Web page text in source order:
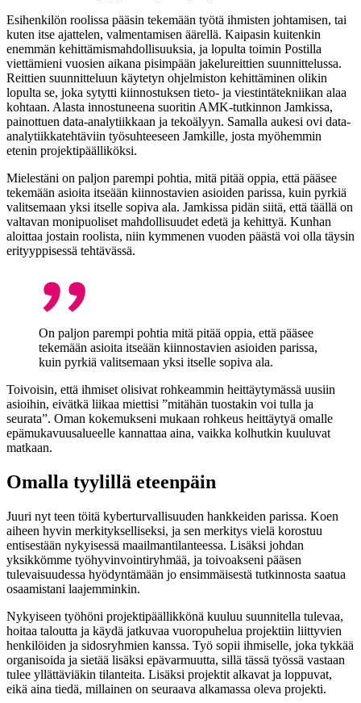
Esihenkilön roolissa pääsin tekemään työtä ihmisten johtamisen, tai
kuten itse ajattelen, valmentamisen äärellä. Kaipasin kuitenkin
enemmän kehittämismahdollisuuksia, ja lopulta toimin Postilla
viettämieni vuosien aikana pisimpään jakelureittien suunnittelussa.
Reittien suunnitteluun käytetyn ohjelmiston kehittäminen olikin
lopulta se, joka sytytti kiinnostuksen tieto- ja viestintätekniikan alaa
kohtaan. Alasta innostuneena suoritin AMK-tutkinnon Jamkissa,
painottuen data-analytiikkaan ja tekoälyyn. Samalla aukesi ovi data-
analytiikkatehtäviin työsuhteeseen Jamkille, josta myöhemmin
etenin projektipäälliköksi.
Mielestäni on paljon parempi pohtia, mitä pitää oppia, että pääsee
tekemään asioita itseään kiinnostavien asioiden parissa, kuin pyrkiä
valitsemaan yksi itselle sopiva ala. Jamkissa pidän siitä, että täällä on
valtavan monipuoliset mahdollisuudet edetä ja kehittyä. Kunhan
aloittaa jostain roolista, niin kymmenen vuoden päästä voi olla täysin
erityyppisessä tehtävässä.
On paljon parempi pohtia mitä pitää oppia, että pääsee
tekemään asioita itseään kiinnostavien asioiden parissa,
kuin pyrkiä valitsemaan yksi itselle sopiva ala.
Toivoisin, että ihmiset olisivat rohkeammin heittäytymässä uusiin
asioihin, eivätkä liikaa miettisi ”mitähän tuostakin voi tulla ja
seurata”. Oman kokemukseni mukaan rohkeus heittäytyä omalle
epämukavuusalueelle kannattaa aina, vaikka kolhutkin kuuluvat
matkaan.
Omalla tyylillä eteenpäin
Juuri nyt teen töitä kyberturvallisuuden hankkeiden parissa. Koen
aiheen hyvin merkitykselliseksi, ja sen merkitys vielä korostuu
entisestään nykyisessä maailmantilanteessa. Lisäksi johdan
yksikkömme työhyvinvointiryhmää, ja toivoakseni pääsen
tulevaisuudessa hyödyntämään jo ensimmäisestä tutkinnosta saatua
osaamistani laajemminkin.
Nykyiseen työhöni projektipäällikkönä kuuluu suunnitella tulevaa,
hoitaa taloutta ja käydä jatkuvaa vuoropuhelua projektiin liittyvien
henkilöiden ja sidosryhmien kanssa. Työ sopii ihmiselle, joka tykkää
organisoida ja sietää lisäksi epävarmuutta, sillä tässä työssä vastaan
tulee yllättäviäkin tilanteita. Lisäksi projektit alkavat ja loppuvat,
eikä aina tiedä, millainen on seuraava alkamassa oleva projekti.